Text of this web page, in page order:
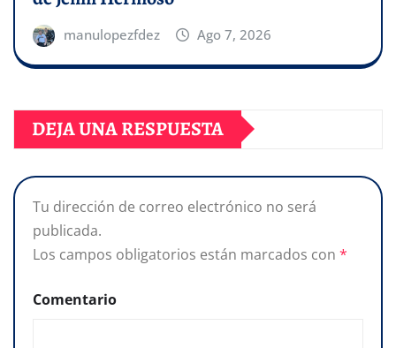
manulopezfdez Ago 7, 2026
DEJA UNA RESPUESTA
Tu dirección de correo electrónico no será
publicada.
Los campos obligatorios están marcados con *
Comentario